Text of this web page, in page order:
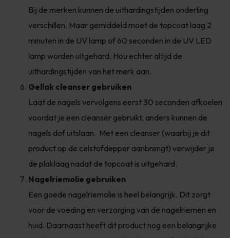
Bij de merken kunnen de uithardingstijden onderling
verschillen. Maar gemiddeld moet de topcoat laag 2
minuten in de UV lamp of 60 seconden in de UV LED
lamp worden uitgehard. Hou echter altijd de
uithardingstijden van het merk aan.
Gellak cleanser gebruiken
Laat de nagels vervolgens eerst 30 seconden afkoelen
voordat je een cleanser gebruikt, anders kunnen de
nagels dof uitslaan. Met een cleanser (waarbij je dit
product op de celstofdepper aanbrengt) verwijder je
de plaklaag nadat de topcoat is uitgehard.
Nagelriemolie gebruiken
Een goede nagelriemolie is heel belangrijk. Dit zorgt
voor de voeding en verzorging van de nagelriemen en
huid. Daarnaast heeft dit product nog een belangrijke